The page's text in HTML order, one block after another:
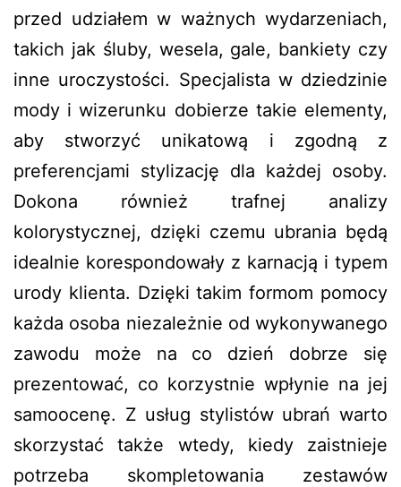
przed udziałem w ważnych wydarzeniach,
takich jak śluby, wesela, gale, bankiety czy
inne uroczystości. Specjalista w dziedzinie
mody i wizerunku dobierze takie elementy,
aby stworzyć unikatową i zgodną z
preferencjami stylizację dla każdej osoby.
Dokona również trafnej analizy
kolorystycznej, dzięki czemu ubrania będą
idealnie korespondowały z karnacją i typem
urody klienta. Dzięki takim formom pomocy
każda osoba niezależnie od wykonywanego
zawodu może na co dzień dobrze się
prezentować, co korzystnie wpłynie na jej
samoocenę. Z usług stylistów ubrań warto
skorzystać także wtedy, kiedy zaistnieje
potrzeba skompletowania zestawów